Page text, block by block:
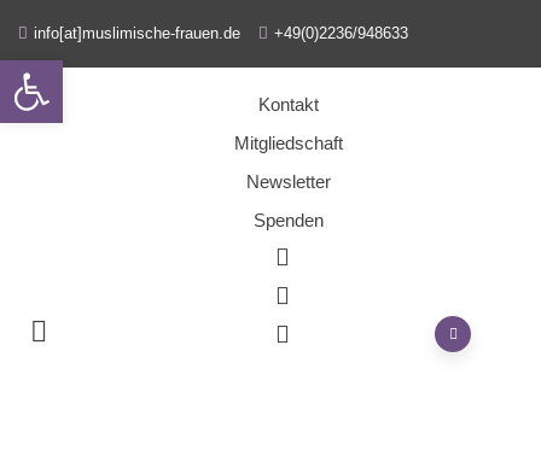
info[at]muslimische-frauen.de +49(0)2236/948633
Kontakt
Mitgliedschaft
Newsletter
Spenden
Open toolbar